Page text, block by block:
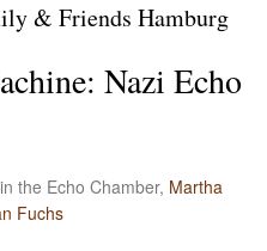
& Friends Hamburg
Nazi Echo
the Echo Chamber, Martha
Fuchs